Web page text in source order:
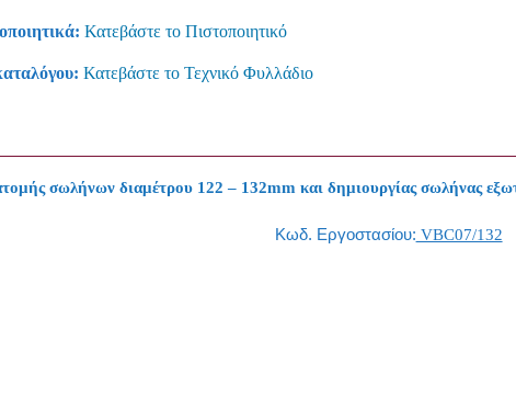
Κατεβάστε το Πιστοποιητικό
Κατεβάστε το Τεχνικό Φυλλάδιο
σωλήνων διαμέτρου 122 – 132mm και δημιουργίας σωλήνας
Κωδ. Εργοστασίου: VBC07/132